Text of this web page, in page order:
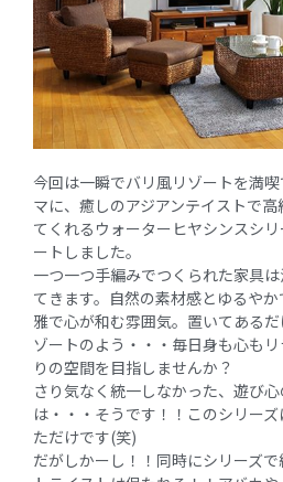
今回は一瞬でバリ風リゾートを満
マに、癒しのアジアンテイストで
てくれるウォーターヒヤシンスシ
ートしました。
一つ一つ手編みでつくられた家具
てきます。自然の素材感とゆるや
雅で心が和む雰囲気。置いてある
ゾートのよう・・・毎日身も心も
りの空間を目指しませんか？
さり気なく統一しなかった、遊び
は・・・そうです！！このシリー
ただけです(笑)
だがしかーし！！同時にシリーズ